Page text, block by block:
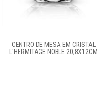
CENTRO DE MESA EM CRISTAL
L'HERMITAGE NOBLE 20,8X12CM